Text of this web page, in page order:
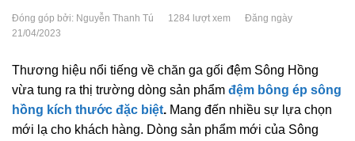
Đóng góp bởi: Nguyễn Thanh Tú 1284 lượt xem
Đăng ngày
21/04/2023
Thương hiệu nổi tiếng về chăn ga gối đệm Sông Hồng
vừa tung ra thị trường dòng sản phẩm đệm bông ép sông
hồng kích thước đặc biệt. Mang đến nhiều sự lựa chọn
mới lạ cho khách hàng. Dòng sản phẩm mới của Sông